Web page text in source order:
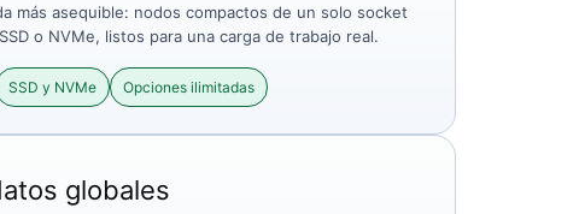
más asequible: nodos compactos de un solo socket
o NVMe, listos para una carga de trabajo real.
SSD y NVMe Opciones ilimitadas
globales